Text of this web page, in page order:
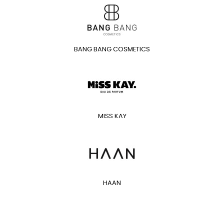
BANG BANG COSMETICS
MISS KAY
HAAN